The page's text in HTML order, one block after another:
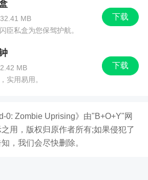
式免费使用，让图片可以更活泼
新版中用户可以拍摄出3d动画
相机最新版支持普通手机拍摄
的
模式，海量素材，高级美颜滤
3D视角图片，让你成为人群中
下载
MB
臣私盒为您保驾护航。
下载
MB
实用易用。
0: Zombie Uprising》由"B+O+Y"网
用，版权归原作者所有;如果侵犯了
，我们会尽快删除。